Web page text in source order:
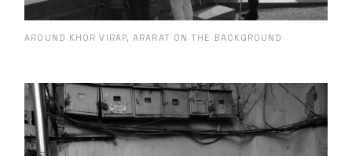
AROUND KHOR VIRAP, ARARAT ON THE BACKGROUND